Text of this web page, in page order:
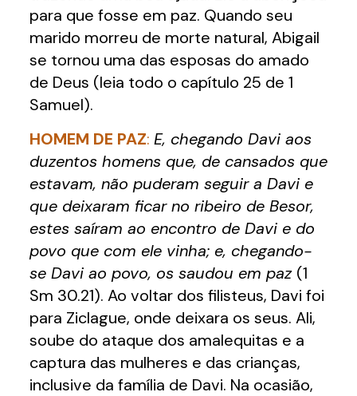
para que fosse em paz. Quando seu
marido morreu de morte natural, Abigail
se tornou uma das esposas do amado
de Deus (leia todo o capítulo 25 de 1
Samuel).
HOMEM DE PAZ: E, chegando Davi aos
duzentos homens que, de cansados que
estavam, não puderam seguir a Davi e
que deixaram ficar no ribeiro de Besor,
estes saíram ao encontro de Davi e do
povo que com ele vinha; e, chegando-
se Davi ao povo, os saudou em paz (1
Sm 30.21). Ao voltar dos filisteus, Davi foi
para Ziclague, onde deixara os seus. Ali,
soube do ataque dos amalequitas e a
captura das mulheres e das crianças,
inclusive da família de Davi. Na ocasião,